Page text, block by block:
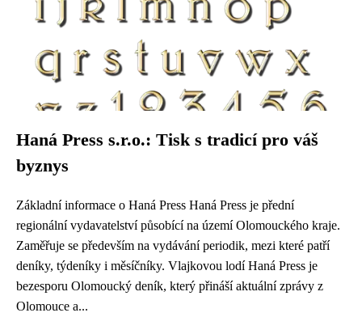
Haná Press s.r.o.: Tisk s tradicí pro váš
byznys
Základní informace o Haná Press Haná Press je přední
regionální vydavatelství působící na území Olomouckého kraje.
Zaměřuje se především na vydávání periodik, mezi které patří
deníky, týdeníky i měsíčníky. Vlajkovou lodí Haná Press je
bezesporu Olomoucký deník, který přináší aktuální zprávy z
Olomouce a...